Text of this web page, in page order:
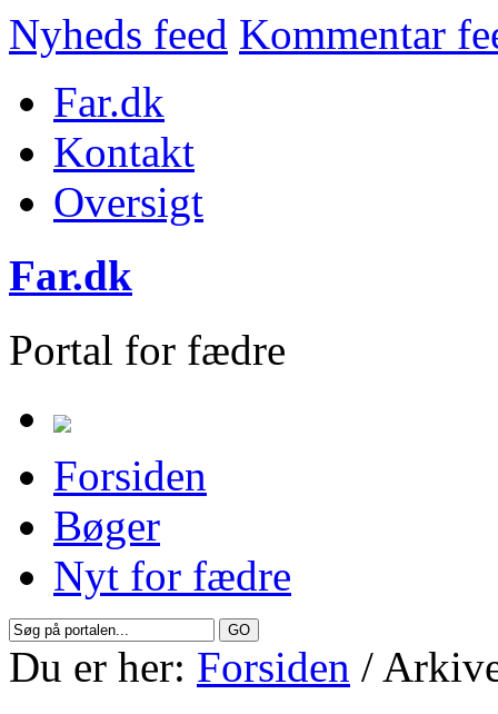
Nyheds feed Kommentar
Far.dk
Kontakt
Oversigt
Far.dk
Portal for fædre
Forsiden
Bøger
Nyt for fædre
Du er her: Forsiden /